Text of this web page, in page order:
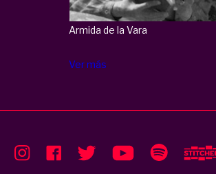
Armida de la Vara
Ver más